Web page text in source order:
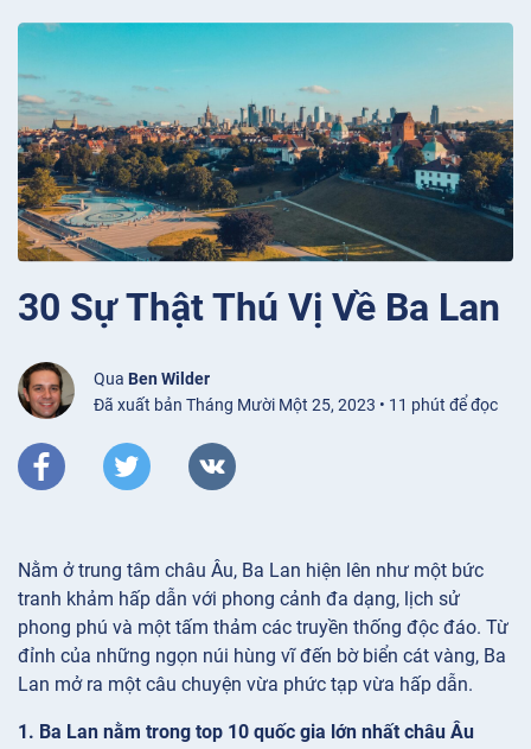
30 Sự Thật Thú Vị Về Ba Lan
Qua Ben Wilder
Đã xuất bản Tháng Mười Một 25, 2023 • 11 phút để đọc
Nằm ở trung tâm châu Âu, Ba Lan hiện lên như một bức
tranh khảm hấp dẫn với phong cảnh đa dạng, lịch sử
phong phú và một tấm thảm các truyền thống độc đáo. Từ
đỉnh của những ngọn núi hùng vĩ đến bờ biển cát vàng, Ba
Lan mở ra một câu chuyện vừa phức tạp vừa hấp dẫn.
1. Ba Lan nằm trong top 10 quốc gia lớn nhất châu Âu